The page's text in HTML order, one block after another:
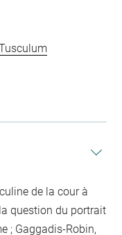
de la cour à
question du portrait
; Gaggadis-Robin,